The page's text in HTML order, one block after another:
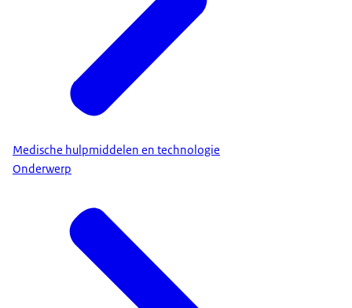
Medische hulpmiddelen en technologie
Onderwerp